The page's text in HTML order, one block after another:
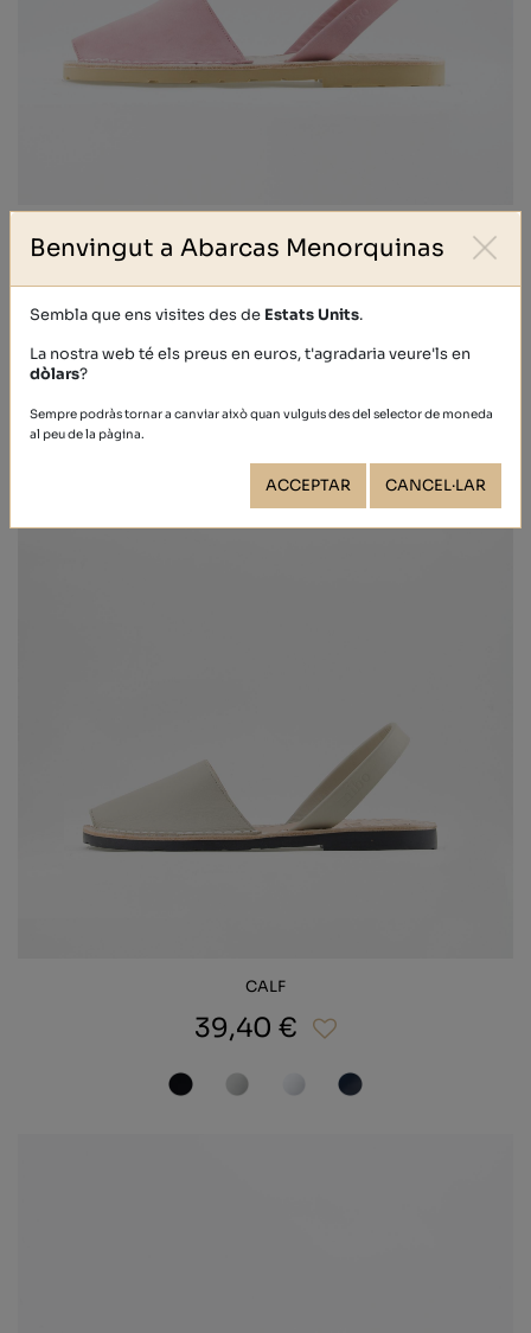
CALF
39,40 €
Benvingut a Abarcas Menorquinas
Sembla que ens visites des de Estats Units.
La nostra web té els preus en euros, t'agradaria veure'ls en
dòlars?
Sempre podràs tornar a canviar això quan vulguis des del selector de moneda
al peu de la pàgina.
ACCEPTAR CANCEL·LAR